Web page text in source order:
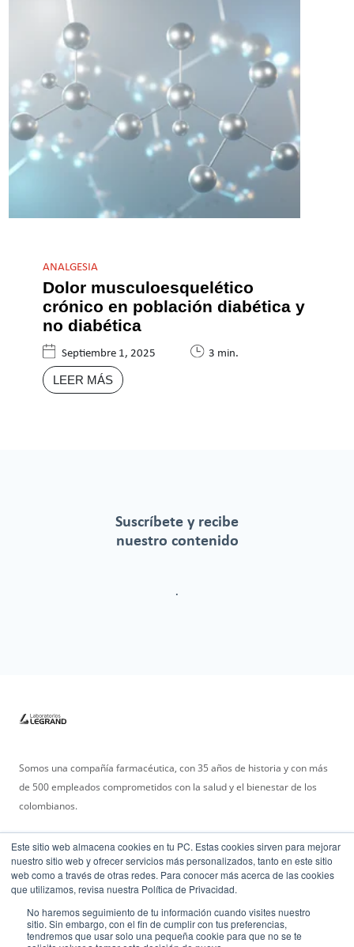
Este sitio web almacena cookies en tu PC. Estas cookies sirven para mejorar
nuestro sitio web y ofrecer servicios más personalizados, tanto en este sitio
web como a través de otras redes. Para conocer más acerca de las cookies
que utilizamos, revisa nuestra Política de Privacidad.
No haremos seguimiento de tu información cuando visites nuestro
sitio. Sin embargo, con el fin de cumplir con tus preferencias,
tendremos que usar solo una pequeña cookie para que no se te
ANALGESIA
Dolor musculoesquelético
crónico en población diabética y
no diabética
Septiembre 1, 2025 3 min.
LEER MÁS
Suscríbete y recibe
nuestro contenido
.
Somos una compañía farmacéutica, con 35 años de historia y con más
de 500 empleados comprometidos con la salud y el bienestar de los
colombianos.
2023 © Laboratorios Legrand .
Todos los derechos reservados - La información aquí publicada, incluida la
información de productos, está destinada únicamente a los residentes de